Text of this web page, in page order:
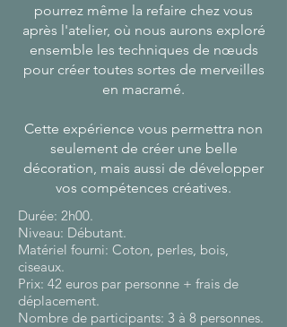
pourrez même la refaire chez vous
après l'atelier, où nous aurons exploré
ensemble les techniques de nœuds
pour créer toutes sortes de merveilles
en macramé.
Cette expérience vous permettra non
seulement de créer une belle
décoration, mais aussi de développer
vos compétences créatives.
Durée: 2h00.
Niveau: Débutant.
Matériel fourni: Coton, perles, bois,
ciseaux.
Prix: 42 euros par personne + frais de
déplacement.
Nombre de participants: 3 à 8 personnes.